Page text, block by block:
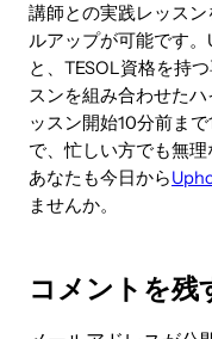
講師との実践レッス
ルアップが可能です
と、TESOL資格を持
スンを組み合わせた
ッスン開始10分前ま
で、忙しい方でも無理
あなたも今日から
ませんか。
コメントを残